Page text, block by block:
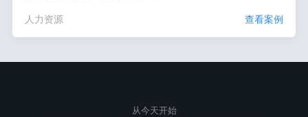
人力资源 查看案例
从今天开始